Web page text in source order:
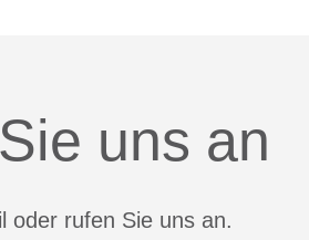
uns an
oder rufen Sie uns an.